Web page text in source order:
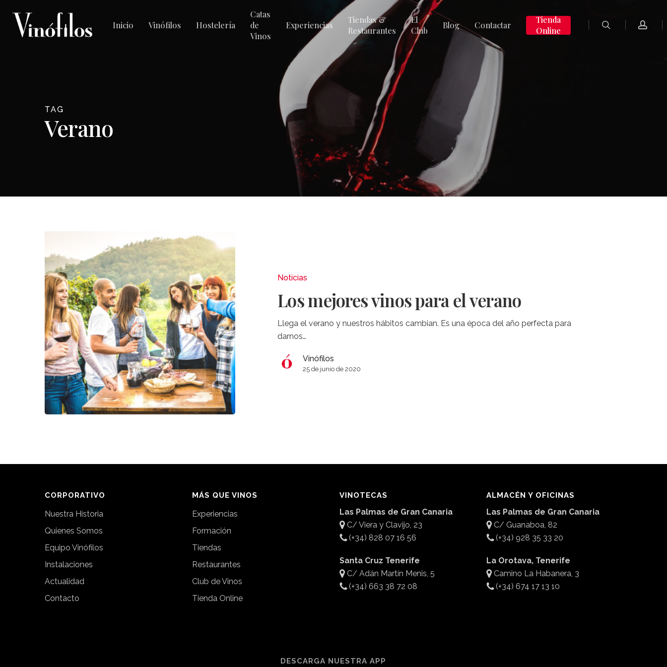
Inicio Vinófilos Hostelería
Catas
de
Vinos
Experiencias
Tiendas &
Restaurantes
El
Club
Blog Contactar
Tienda
Online
TAG
Verano
Noticias
Los mejores vinos para el verano
Llega el verano y nuestros hábitos cambian. Es una época del año perfecta para
darnos…
Vinófilos
25 de junio de 2020
CORPORATIVO
Nuestra Historia
Quienes Somos
Equipo Vinófilos
Instalaciones
Actualidad
Contacto
MÁS QUE VINOS
Experiencias
Formación
Tiendas
Restaurantes
Club de Vinos
Tienda Online
VINOTECAS
Las Palmas de Gran Canaria
C/ Viera y Clavijo, 23
(+34) 828 07 16 56
Santa Cruz Tenerife
C/ Adán Martín Menis, 5
(+34) 663 38 72 08
ALMACÉN Y OFICINAS
Las Palmas de Gran Canaria
C/ Guanaboa, 82
(+34) 928 35 33 20
La Orotava, Tenerife
Camino La Habanera, 3
(+34) 674 17 13 10
DESCARGA NUESTRA APP